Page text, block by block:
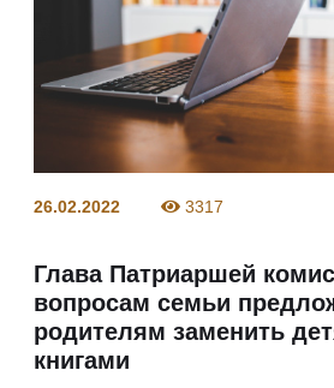
26.02.2022 3317
Глава Патриаршей
вопросам семьи
родителям заменить
книгами